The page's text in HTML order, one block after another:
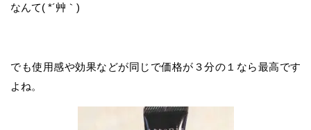
なんて( *´艸｀)
でも使用感や効果などが同じで価格が３分の１なら最高です
よね。